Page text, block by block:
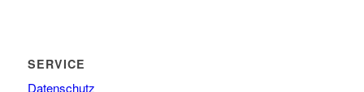
SERVICE
Datenschutz